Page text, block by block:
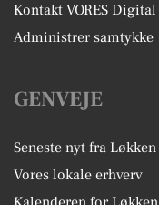
Kontakt VORES Digital
Administrer samtykke
GENVEJE
Seneste nyt fra Løkken
Vores lokale erhverv
Kalenderen for Løkken